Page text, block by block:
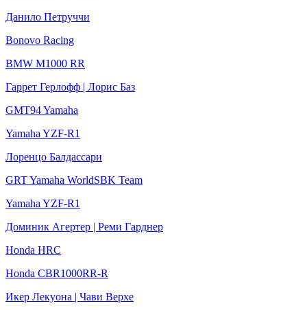
Данило Петруччи
Bonovo Racing
BMW M1000 RR
Гаррет Герлофф | Лорис Баз
GMT94 Yamaha
Yamaha YZF-R1
Лоренцо Балдассари
GRT Yamaha WorldSBK Team
Yamaha YZF-R1
Доминик Агертер | Реми Гарднер
Honda HRC
Honda CBR1000RR-R
Икер Лекуона | Чави Верхе